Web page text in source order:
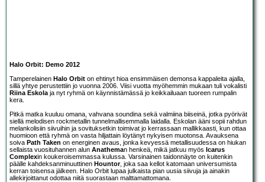
Halo Orbit: Demo 2012
Tamperelainen Halo Orbit on ehtinyt hioa ensimmäisen demonsa kappaleita ajalla,
sillä yhtye perustettiin jo vuonna 2006. Viisi vuotta myöhemmin mukaan tuli vokalisti
Riina Eskola ja nyt ryhmä on käynnistämässä jo keikkailuaan tuoreen rumpalin
kera.
Pitkä matka kuuluu omana, vahvana soundina sekä valmiina biiseinä, jotka pyörivät
siellä melodisen rockmetallin tunnelmallisemmalla laidalla. Eskolan ääni sopii rahdun
melankolisiin siivuihin ja sovituksetkin toimivat jo kerrassaan mallikkaasti, kun ottaa
huomioon että ryhmä on vasta hiljattain löytänyt nykyisen muotonsa. Avauksena
soiva Path Taken on energinen avaus, jonka kevyessä metallisuudessa on hiukan
sellaista vuosituhannen alun Anatheman henkeä, mikä jatkuu myös Icarus
Complexin koukeroisemmassa kulussa. Varsinainen taidonnäyte on kuitenkin
päälle kahdeksanminuuttinen Hountor, joka saa kellot katomaan universumista
kerran toisensa jälkeen. Halo Orbit lupaa julkaista pian uusia siivuja ja ainakin
allekirjoittanut odottaa niitä suorastaan malttamattomana.